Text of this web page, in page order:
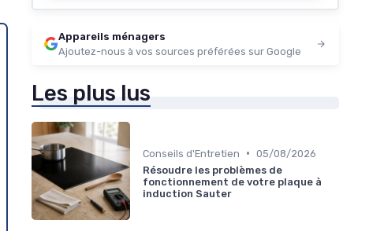
Appareils ménagers
Ajoutez-nous à vos sources préférées sur Google
Les plus lus
Conseils d'Entretien • 05/08/2026
Résoudre les problèmes de
fonctionnement de votre plaque à
induction Sauter